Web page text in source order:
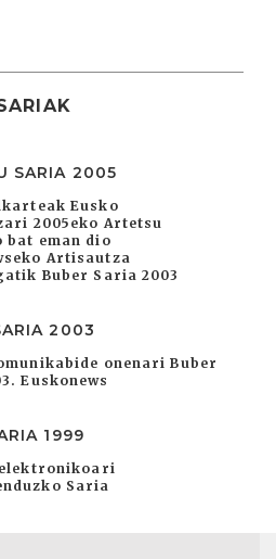
SARIA 2005
Eusko
2005eko Artetsu
bat eman dio
Artisautza
Buber Saria 2003
2003
onenari Buber
Euskonews
1999
Saria